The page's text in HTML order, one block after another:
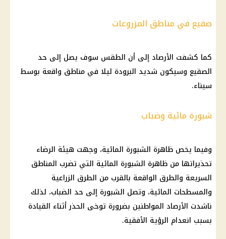
صقيع في مناطق المزروعات
كما كشفت الأرصاد إلى أن الطقس سوف يصل إلى حد
الصقيع وسيكون شديد البرودة ليلا في مناطق واقعة بوسط
سيناء.
شبورة مائية وضباب
وفيما يخص ظاهرة الشبورة المائية، وجهت هيئة الرضاء
تحذيراتها من ظاهرة الشبورة المائية التي تضرب المناطق
السريعة والطرق الواقعة بالقرب من الطرق الزراعية
والمسطحات المائية، وتصل الشبورة إلى حد الضباب، لذلك
ناشدت الأرصاد المواطنين بضرورة توخى الحذر أثناء القيادة
بسبب انعدام الرؤية الأفقية.